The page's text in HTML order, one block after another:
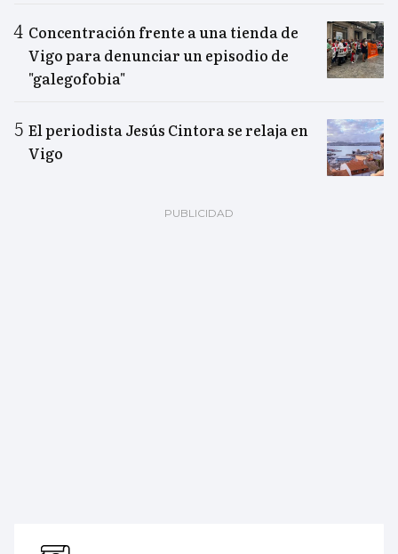
Concentración frente a una tienda de
Vigo para denunciar un episodio de
"galegofobia"
El periodista Jesús Cintora se relaja en
Vigo